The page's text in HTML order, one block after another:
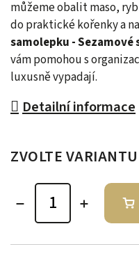
můžeme obalit maso,
do praktické kořenky a
samolepku - Sezamové
vám pomohou s
luxusně vypadají.
Detailní informace
ZVOLTE VARIANTU